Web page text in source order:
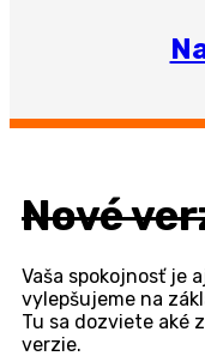
Nové
Vaša spokojnosť je
vylepšujeme na
Tu sa dozviete aké
verzie.